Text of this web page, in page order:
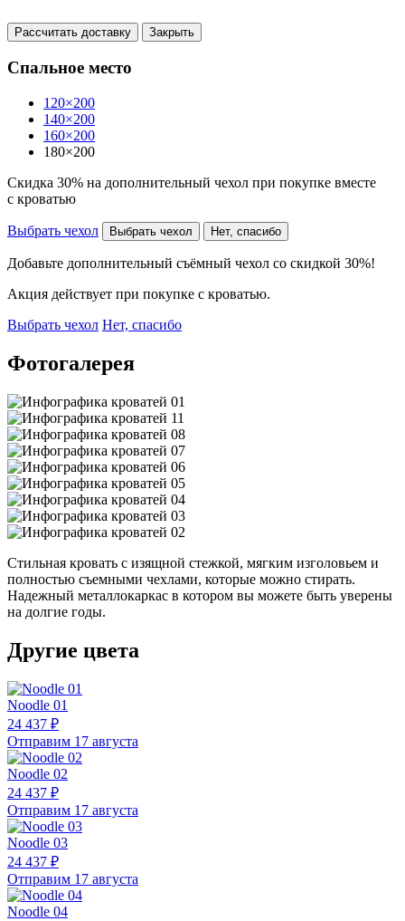
Рассчитать доставку Закрыть
Спальное место
120×200
140×200
160×200
180×200
Скидка 30% на дополнительный чехол при покупке вместе
с кроватью
Выбрать чехол Выбрать чехол Нет, спасибо
Добавьте дополнительный съёмный чехол со скидкой 30%!
Акция действует при покупке с кроватью.
Выбрать чехол Нет, спасибо
Фотогалерея
Стильная кровать с изящной стежкой, мягким изголовьем и
полностью съемными чехлами, которые можно стирать.
Надежный металлокаркас в котором вы можете быть уверены
на долгие годы.
Другие цвета
Noodle 01
24 437 ₽
Отправим 17 августа
Noodle 02
24 437 ₽
Отправим 17 августа
Noodle 03
24 437 ₽
Отправим 17 августа
Noodle 04